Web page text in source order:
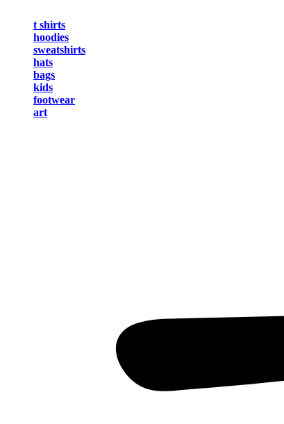
t shirts
hoodies
sweatshirts
hats
bags
kids
footwear
art